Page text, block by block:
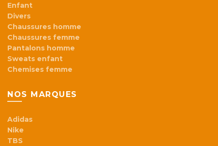
Enfant
Divers
Chaussures homme
Chaussures femme
Pantalons homme
Sweats enfant
Chemises femme
NOS MARQUES
Adidas
Nike
TBS